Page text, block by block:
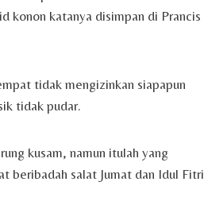
konon katanya disimpan di Prancis
tidak mengizinkan siapapun
tidak pudar.
kusam, namun itulah yang
beribadah salat Jumat dan Idul Fitri